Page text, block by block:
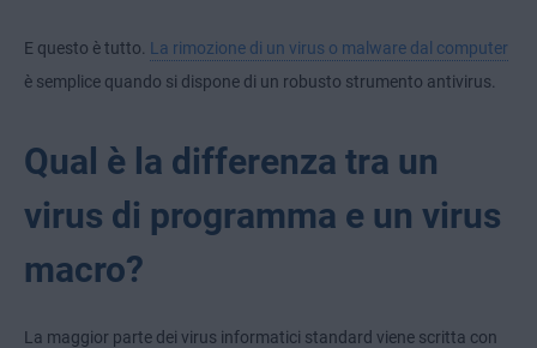
E questo è tutto. La rimozione di un virus o malware dal computer
è semplice quando si dispone di un robusto strumento antivirus.
Qual è la differenza tra un
virus di programma e un virus
macro?
La maggior parte dei virus informatici standard viene scritta con